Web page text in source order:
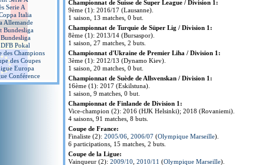
Serie A
Italia
Allemande
Bundesliga
Pokal
des Champions
des Coupes
Europa
Conférence
Championnat de Suisse de Super League / Division 1:
9ème (1): 2016/17 (Lausanne).
1 saison, 13 matches, 0 but.
Championnat de Turquie de Süper Lig / Division 1:
8ème (1): 2013/14 (Bursaspor).
1 saison, 27 matches, 2 buts.
Championnat d'Ukraine de Premier Liha / Division 1:
3ème (1): 2012/13 (Dynamo Kiev).
1 saison, 20 matches, 0 but.
Championnat de Suède de Allsvenskan / Division 1:
16ème (1): 2017 (Eskilstuna).
1 saison, 9 matches, 0 but.
Championnat de Finlande de Division 1:
Vice-champion (2): 2016 (HJK Helsinki); 2018 (Rovaniemi).
4 saisons, 91 matches, 8 buts.
Coupe de France:
Finaliste (2): 2005/06 2006/07 (Olympique Marseille).
6 participations, 15 matches, 2 buts.
Coupe de la Ligue:
Vainqueur (2): 2009/10 2010/11 (Olympique Marseille).